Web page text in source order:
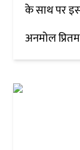
के साथ पर
अनमोल प्रितम